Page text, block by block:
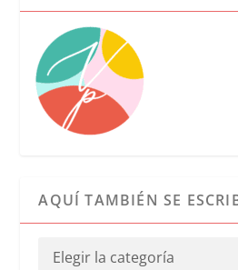
AQUÍ TAMBIÉN SE